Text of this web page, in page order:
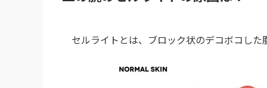
セルライトとは、ブロック状のデコボコした